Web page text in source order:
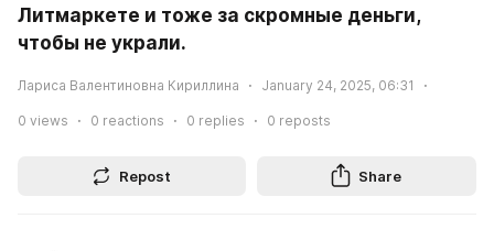
Литмаркете и тоже за скромные деньги,
чтобы не украли.
Лариса Валентиновна Кириллина January 24, 2025, 06:31
0 views 0 reactions 0 replies 0 reposts
Repost Share